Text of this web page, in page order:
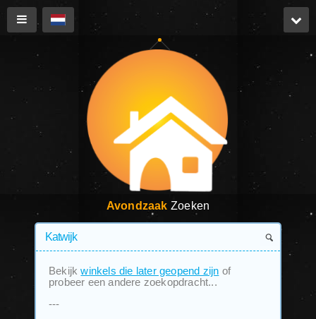
Avondzaak Zoeken
Bekijkwinkels die later geopend zijn of
probeer een andere zoekopdracht...
---